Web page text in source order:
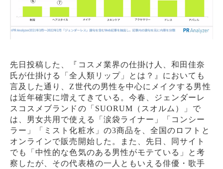
先日投稿した、『コスメ業界の仕掛け人、和田佳奈
氏が仕掛ける「全人類リップ」とは？』においても
言及した通り、Z世代の男性を中心にメイクする男性
は近年確実に増えてきている。今春、ジェンダーレ
スコスメブランドの「SUORUM（スオルム）」で
は、男女共用で使える「涙袋ライナー」「コンシー
ラー」「ミスト化粧水」の3商品を、全国のロフトと
オンラインで販売開始した。また、先日、同サイト
でも「中性的な色気のある男性がモテている」と考
察したが、その代表格の一人ともいえる俳優・歌手